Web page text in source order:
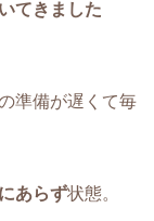
てきました
準備が遅くて毎
あらず状態。